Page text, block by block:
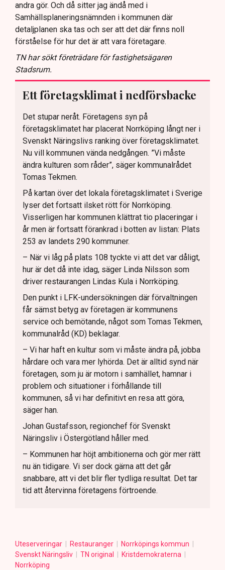
andra gör. Och då sitter jag ändå med i
Samhällsplaneringsnämnden i kommunen där
detaljplanen ska tas och ser att det där finns noll
förståelse för hur det är att vara företagare.
TN har sökt företrädare för fastighetsägaren
Stadsrum.
Ett företagsklimat i nedförsbacke
Det stupar neråt. Företagens syn på
företagsklimatet har placerat Norrköping långt ner i
Svenskt Näringslivs ranking över företagsklimatet.
Nu vill kommunen vända nedgången. ”Vi måste
ändra kulturen som råder”, säger kommunalrådet
Tomas Tekmen.
På kartan över det lokala företagsklimatet i Sverige
lyser det fortsatt ilsket rött för Norrköping.
Visserligen har kommunen klättrat tio placeringar i
år men är fortsatt förankrad i botten av listan: Plats
253 av landets 290 kommuner.
– När vi låg på plats 108 tyckte vi att det var dåligt,
hur är det då inte idag, säger Linda Nilsson som
driver restaurangen Lindas Kula i Norrköping.
Den punkt i LFK-undersökningen där förvaltningen
får sämst betyg av företagen är kommunens
service och bemötande, något som Tomas Tekmen,
kommunalråd (KD) beklagar.
– Vi har haft en kultur som vi måste ändra på, jobba
hårdare och vara mer lyhörda. Det är alltid synd när
företagen, som ju är motorn i samhället, hamnar i
problem och situationer i förhållande till
kommunen, så vi har definitivt en resa att göra,
säger han.
Johan Gustafsson, regionchef för Svenskt
Näringsliv i Östergötland håller med.
– Kommunen har höjt ambitionerna och gör mer rätt
nu än tidigare. Vi ser dock gärna att det går
snabbare, att vi det blir fler tydliga resultat. Det tar
tid att återvinna företagens förtroende.
Uteserveringar Restauranger
Norrköpings kommun
Svenskt Näringsliv
TN original
Kristdemokraterna
Norrköping